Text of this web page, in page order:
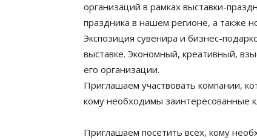
организаций в рамках выставки-
праздника в нашем регионе, а также
Экспозиция сувенира и бизнес-
выставке. Экономный, креативный,
его организации.
Приглашаем участвовать компании,
кому необходимы заинтересованные
Приглашаем посетить всех, кому